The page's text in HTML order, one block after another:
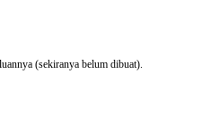
(sekiranya belum dibuat).